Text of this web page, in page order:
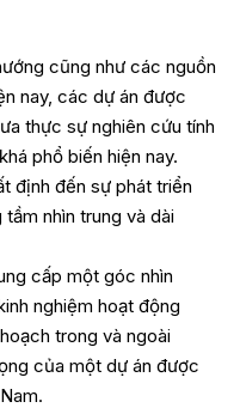
cũng như các nguồn
nay, các dự án được
thực sự nghiên cứu tính
phổ biến hiện nay.
định đến sự phát triển
nhìn trung và dài
cấp một góc nhìn
nghiệm hoạt động
trong và ngoài
của một dự án được